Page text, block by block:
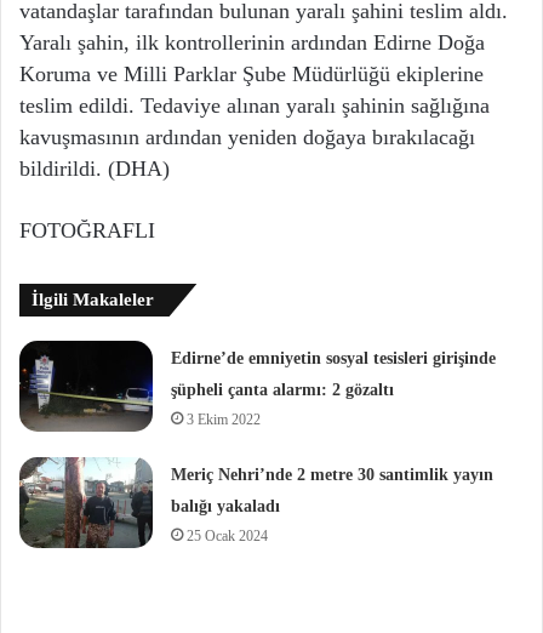
vatandaşlar tarafından bulunan yaralı şahini teslim aldı.
Yaralı şahin, ilk kontrollerinin ardından Edirne Doğa
Koruma ve Milli Parklar Şube Müdürlüğü ekiplerine
teslim edildi. Tedaviye alınan yaralı şahinin sağlığına
kavuşmasının ardından yeniden doğaya bırakılacağı
bildirildi. (DHA)
FOTOĞRAFLI
İlgili Makaleler
Edirne’de emniyetin sosyal tesisleri girişinde
şüpheli çanta alarmı: 2 gözaltı
3 Ekim 2022
Meriç Nehri’nde 2 metre 30 santimlik yayın
balığı yakaladı
25 Ocak 2024